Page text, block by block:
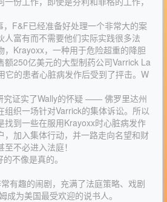
已经准备好处理一个非常大的案
人富有而不需要他们实际实践很多法
，Krayoxx，一种用于危险超重的降胆
额250亿美元的大型制药公司Varrick La
它的患者心脏病发作后受到了抨击。W
实了Wally的怀疑 —— 佛罗里达州
组织一场针对Varrick的集体诉讼。所以
找到一些在服用Krayoxx时心脏病发作
，加入集体行动，并一路走向名望和财
不必进入法庭！
像是真的。
趣的闹剧，充满了法庭策略、戏剧
成为美国最受欢迎的说书人。